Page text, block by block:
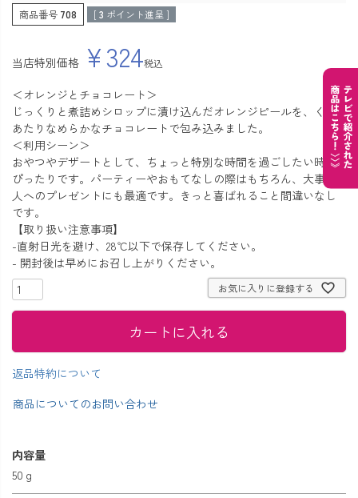
商品番号 708 [ 3 ポイント進呈 ]
当店特別価格 ¥324税込
＜オレンジとチョコレート＞
じっくりと煮詰めシロップに漬け込んだオレンジピールを、くち
あたりなめらかなチョコレートで包み込みました。
＜利用シーン＞
おやつやデザートとして、ちょっと特別な時間を過ごしたい時に
ぴったりです。パーティーやおもてなしの際はもちろん、大事な
人へのプレゼントにも最適です。きっと喜ばれること間違いなし
です。
【取り扱い注意事項】
-直射日光を避け、28℃以下で保存してください。
- 開封後は早めにお召し上がりください。
お気に入りに登録する
カートに入れる
返品特約について
商品についてのお問い合わせ
内容量
50ｇ